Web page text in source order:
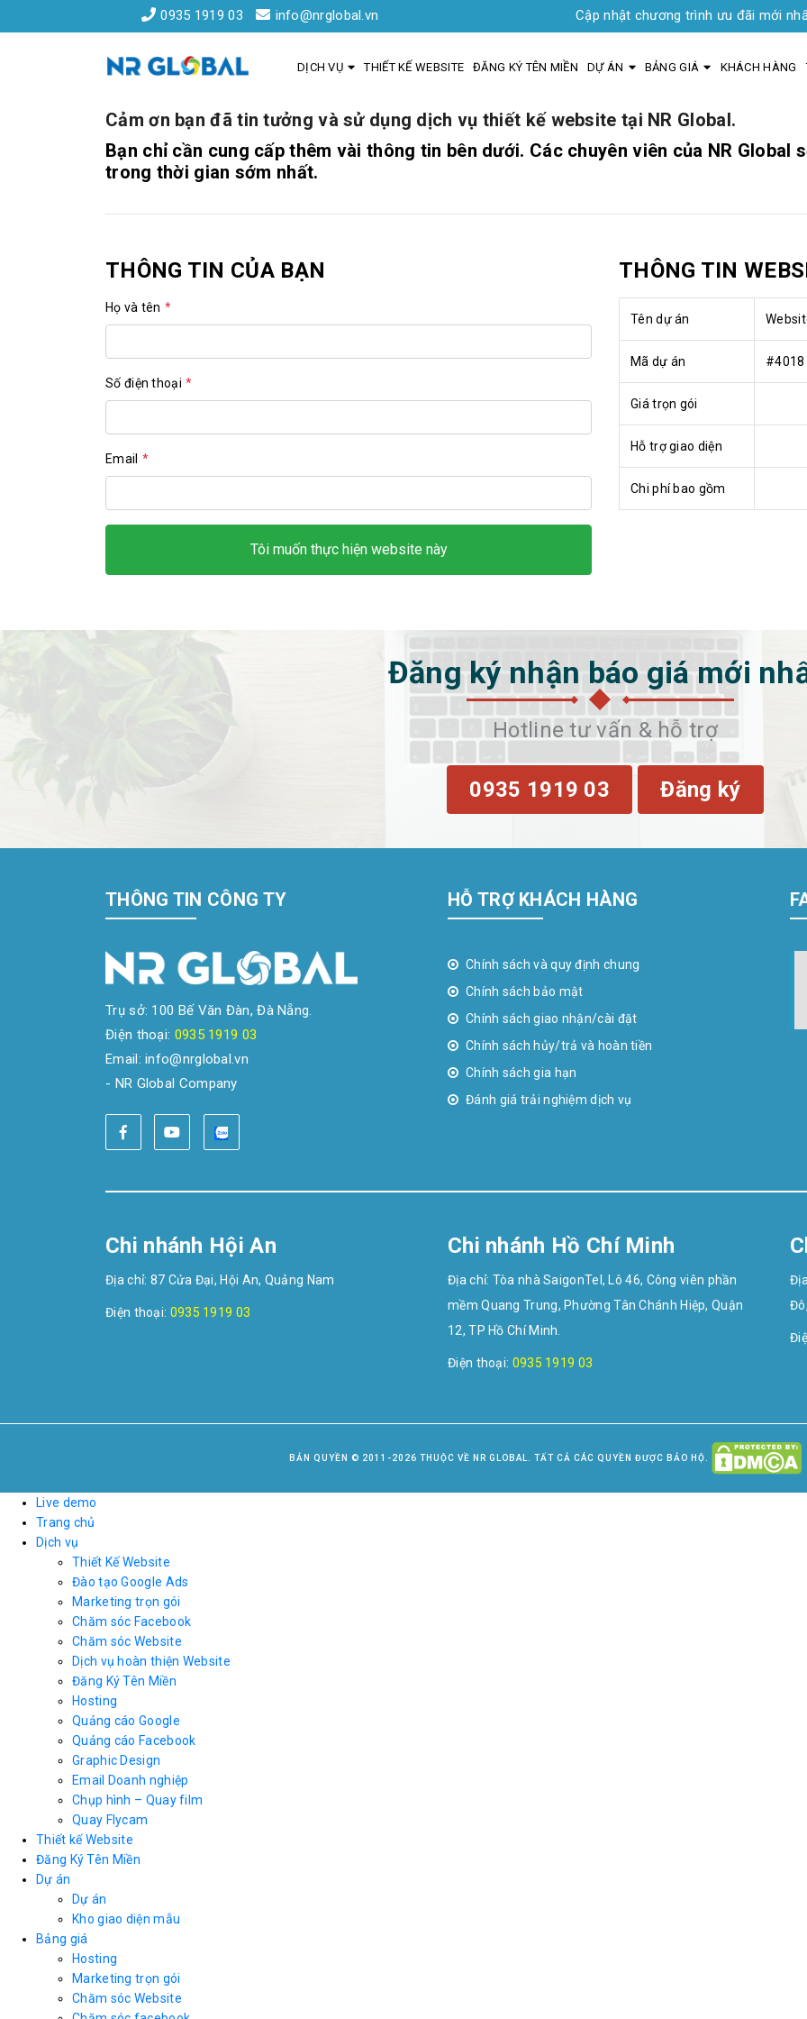
0935 1919 03 info@nrglobal.vn Cập nhật chương trình ưu đãi mới nhất -
DỊCH VỤ THIẾT KẾ WEBSITE ĐĂNG KÝ TÊN MIỀN DỰ ÁN BẢNG GIÁ KHÁCH HÀNG
Đăng ký tên miền
Hồ sơ năng lực
Cảm ơn bạn đã tin tưởng và sử dụng dịch vụ thiết kế website tại NR Global.
Bạn chỉ cần cung cấp thêm vài thông tin bên dưới. Các chuyên viên của NR Global
trong thời gian sớm nhất.
THÔNG TIN CỦA BẠN
Họ và tên *
Số điện thoại *
Email *
Tôi muốn thực hiện website này
THÔNG TIN
Tên dự án
Mã dự án #4018
Giá trọn gói
Hỗ trợ giao diện
Chi phí bao gồm
Đăng ký nhận báo giá mới
Hotline tư vấn & hỗ trợ
0935 1919 03 Đăng ký
THÔNG TIN CÔNG TY
Trụ sở: 100 Bế Văn Đàn, Đà Nẵng.
Điện thoại: 0935 1919 03
Email: info@nrglobal.vn
- NR Global Company
HỖ TRỢ KHÁCH HÀNG
Chính sách và quy định chung
Chính sách bảo mật
Chính sách giao nhận/cài đặt
Chính sách hủy/trả và hoàn tiền
Chính sách gia hạn
Đánh giá trải nghiệm dịch vụ
Chi nhánh Hội An
Địa chỉ: 87 Cửa Đại, Hội An, Quảng Nam
Điện thoại: 0935 1919 03
Chi nhánh Hồ Chí Minh
Địa chỉ: Tòa nhà SaigonTel, Lô 46, Công viên phần
mềm Quang Trung, Phường Tân Chánh Hiệp, Quận
12, TP Hồ Chí Minh.
Điện thoại: 0935 1919 03
BẢN QUYỀN © 2011-2026 THUỘC VỀ NR GLOBAL. TẤT CẢ CÁC QUYỀN ĐƯỢC BẢO HỘ.
Live demo
Trang chủ
Dịch vụ
Thiết Kế Website
Đào tạo Google Ads
Marketing trọn gói
Chăm sóc Facebook
Chăm sóc Website
Dịch vụ hoàn thiện Website
Đăng Ký Tên Miền
Hosting
Quảng cáo Google
Quảng cáo Facebook
Graphic Design
Email Doanh nghiệp
Chụp hình – Quay film
Quay Flycam
Thiết kế Website
Đăng Ký Tên Miền
Dự án
Dự án
Kho giao diện mẫu
Bảng giá
Hosting
Marketing trọn gói
Chăm sóc Website